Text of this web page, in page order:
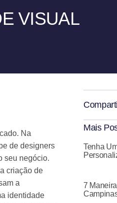
VISUAL
Na
de designers
seu negócio.
criação de
a
identidade
Mais
Tenha
7